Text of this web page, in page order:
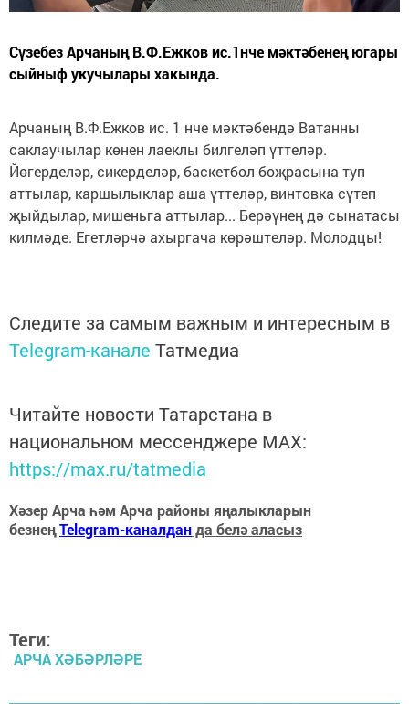
Сүзебез Арчаның В.Ф.Ежков ис.1нче мәктәбенең югары
сыйныф укучылары хакында.
Арчаның В.Ф.Ежков ис. 1 нче мәктәбендә Ватанны
саклаучылар көнен лаеклы билгеләп үттеләр.
Йөгерделәр, сикерделәр, баскетбол боҗрасына туп
аттылар, каршылыклар аша үттеләр, винтовка сүтеп
җыйдылар, мишеньга аттылар... Берәүнең дә сынатасы
килмәде. Егетләрчә ахыргача көрәштеләр. Молодцы!
Следите за самым важным и интересным в
Telegram-канале Татмедиа
Читайте новости Татарстана в
национальном мессенджере MАХ:
https://max.ru/tatmedia
Хәзер Арча һәм Арча районы яңалыкларын
безнеңTelegram-каналданда белә аласыз
Теги:
АРЧА ХӘБӘРЛӘРЕ